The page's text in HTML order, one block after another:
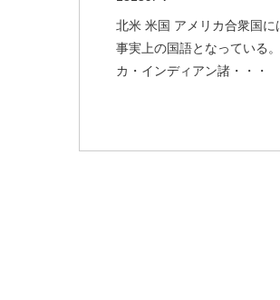
北米 米国 アメリカ合衆国
事実上の国語となっている
カ・インディアン諸・・・